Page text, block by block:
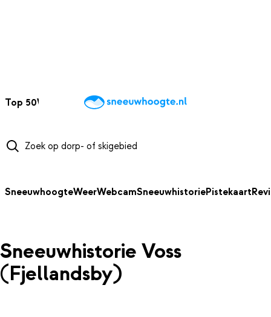
Top 50Webcams WintersportweerKaarten
SneeuwhoogteWeerWebcamSneeuwhistoriePistekaart
Sneeuwhistorie Voss
(Fjellandsby)